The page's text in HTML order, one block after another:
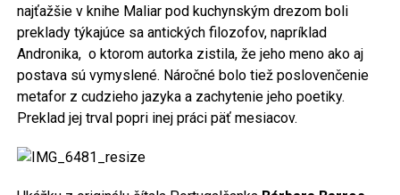
najťažšie v knihe Maliar pod kuchynským drezom boli
preklady týkajúce sa antických filozofov, napríklad
Andronika, o ktorom autorka zistila, že jeho meno ako aj
postava sú vymyslené. Náročné bolo tiež poslovenčenie
metafor z cudzieho jazyka a zachytenie jeho poetiky.
Preklad jej trval popri inej práci päť mesiacov.